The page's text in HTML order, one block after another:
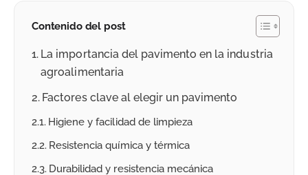
Contenido del post
La importancia del pavimento en la industria
agroalimentaria
Factores clave al elegir un pavimento
Higiene y facilidad de limpieza
Resistencia química y térmica
Durabilidad y resistencia mecánica